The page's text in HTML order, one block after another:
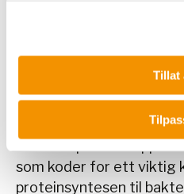
Tillat
Hva er din beste
– En av de beste
under Covid-19, var da
hadde ansvaret for
er en metode for
som koder for ett viktig
proteinsyntesen til